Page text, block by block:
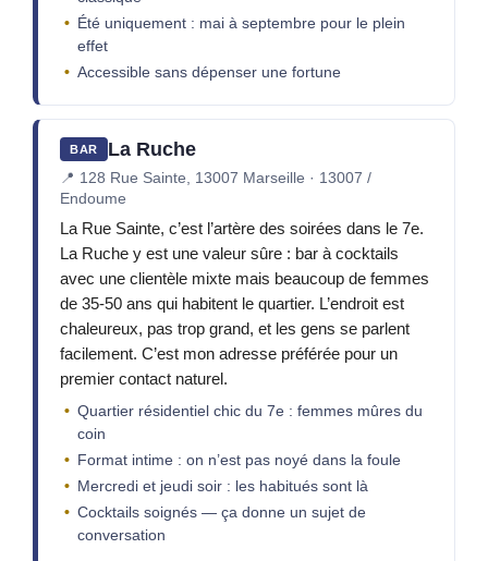
Été uniquement : mai à septembre pour le plein
effet
Accessible sans dépenser une fortune
BAR La Ruche
📍 128 Rue Sainte, 13007 Marseille · 13007 /
Endoume
La Rue Sainte, c’est l’artère des soirées dans le 7e.
La Ruche y est une valeur sûre : bar à cocktails
avec une clientèle mixte mais beaucoup de femmes
de 35-50 ans qui habitent le quartier. L’endroit est
chaleureux, pas trop grand, et les gens se parlent
facilement. C’est mon adresse préférée pour un
premier contact naturel.
Quartier résidentiel chic du 7e : femmes mûres du
coin
Format intime : on n’est pas noyé dans la foule
Mercredi et jeudi soir : les habitués sont là
Cocktails soignés — ça donne un sujet de
conversation